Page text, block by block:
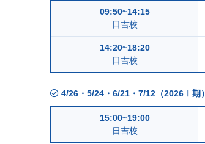
09:50~14:15
日吉校
14:20~18:20
日吉校
4/26・5/24・6/21・7/12（2026Ⅰ期）
15:00~19:00
日吉校